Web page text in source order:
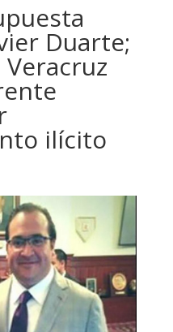
Duarte;
ilícito